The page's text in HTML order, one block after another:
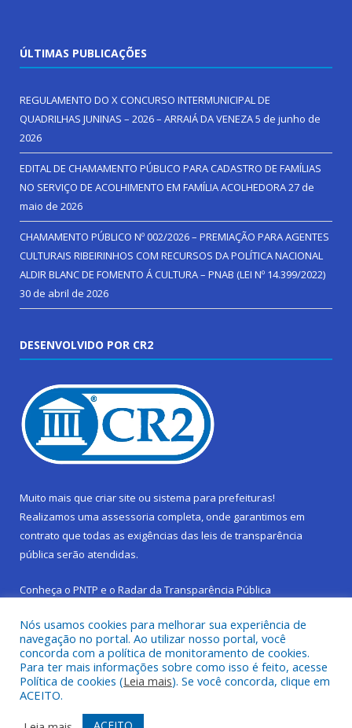
ÚLTIMAS PUBLICAÇÕES
REGULAMENTO DO X CONCURSO INTERMUNICIPAL DE
QUADRILHAS JUNINAS – 2026 – ARRAIÁ DA VENEZA5 de junho de
2026
EDITAL DE CHAMAMENTO PÚBLICO PARA CADASTRO DE FAMÍLIAS
NO SERVIÇO DE ACOLHIMENTO EM FAMÍLIA ACOLHEDORA27 de
maio de 2026
CHAMAMENTO PÚBLICO Nº 002/2026 – PREMIAÇÃO PARA AGENTES
CULTURAIS RIBEIRINHOS COM RECURSOS DA POLÍTICA NACIONAL
ALDIR BLANC DE FOMENTO Á CULTURA – PNAB (LEI Nº 14.399/2022)
30 de abril de 2026
DESENVOLVIDO POR CR2
Muito mais que criar site ou sistema para prefeituras!
Realizamos uma assessoria completa, onde garantimos em
contrato que todas as exigências das leis de transparência
pública serão atendidas.
Conheça o PNTP e o Radar da Transparência Pública
Todos os direitos reservados a Prefeitura Municipal de São
Sebastião da Boa Vista.
Frequência Online Mapa do Site
Nós usamos cookies para melhorar sua experiência de
navegação no portal. Ao utilizar nosso portal, você
concorda com a política de monitoramento de cookies.
Para ter mais informações sobre como isso é feito, acesse
Política de cookies (Leia mais). Se você concorda, clique em
ACEITO.